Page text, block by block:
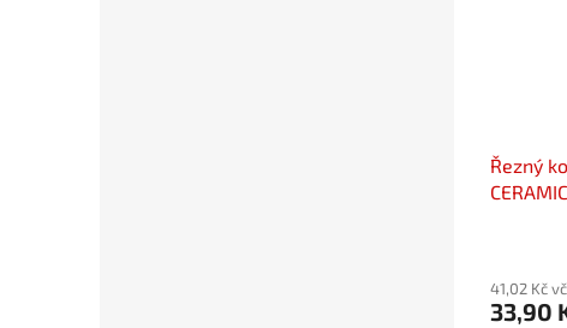
Řezný
CERAMIC
41,02 Kč
33,90